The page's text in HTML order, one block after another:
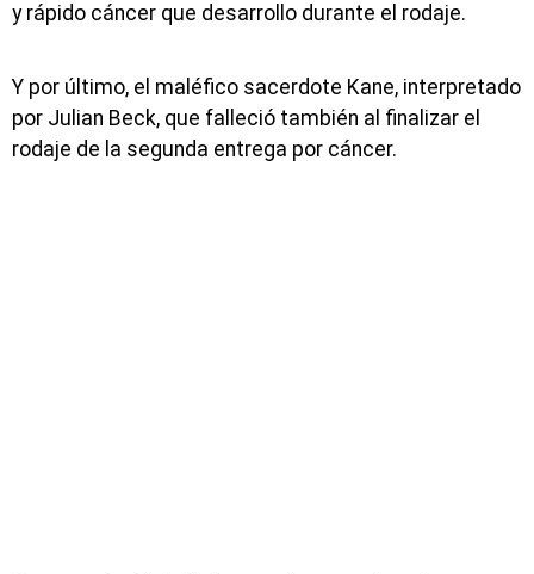
y rápido cáncer que desarrollo durante el rodaje.
Y por último, el maléfico sacerdote Kane, interpretado
por Julian Beck, que falleció también al finalizar el
rodaje de la segunda entrega por cáncer.